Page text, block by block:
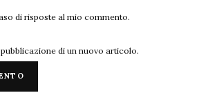
di risposte al mio commento.
di un nuovo articolo.